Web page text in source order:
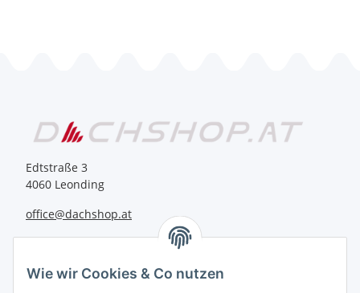
Edtstraße 3
4060 Leonding
office@dachshop.at
Wie wir Cookies & Co nutzen